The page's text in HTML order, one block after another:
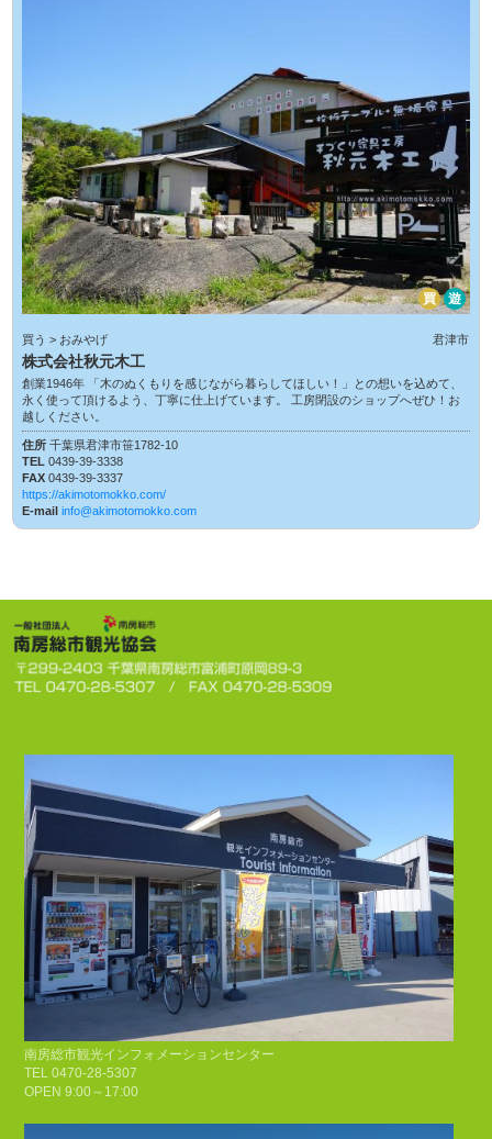
買 遊
買う > おみやげ 君津市
株式会社秋元木工
創業1946年 「木のぬくもりを感じながら暮らしてほしい！」との想いを込めて、
永く使って頂けるよう、丁寧に仕上げています。 工房閉設のショップへぜひ！お
越しください。
住所千葉県君津市笹1782-10
TEL0439-39-3338
FAX0439-39-3337
https://akimotomokko.com/
E-mailinfo@akimotomokko.com
南房総市観光インフォメーションセンター
TEL 0470-28-5307
OPEN 9:00～17:00